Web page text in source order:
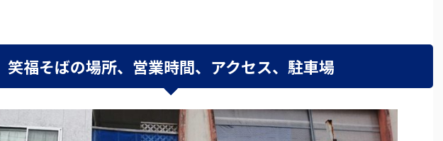
笑福そばの場所、営業時間、アクセス、駐車場